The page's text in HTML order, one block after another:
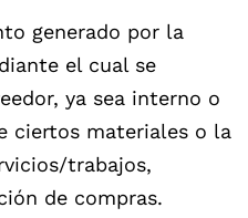
generado por la
el cual se
ya sea interno o
ciertos materiales o la
trabajos,
de compras.